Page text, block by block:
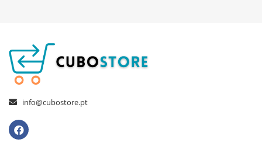
info@cubostore.pt